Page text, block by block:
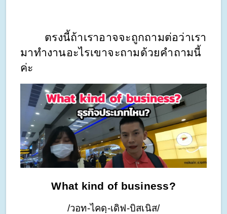
ตรงนี้ถ้าเราอาจจะถูกถามต่อว่าเรา
มาทำงานอะไรเขาจะถามด้วยคำถามนี้
ค่ะ
What kind of business?
/วอท-ไคดฺ-เดิฟ-บิสเนิส/